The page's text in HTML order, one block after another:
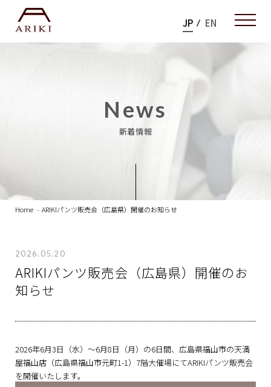
JP EN
News
新着情報
Home ARIKIパンツ販売会（広島県）開催のお知らせ
2026.05.20
ARIKIパンツ販売会（広島県）開催のお
知らせ
2026年6月3日（水）～6月8日（月）の6日間、広島県福山市の天満
屋福山店（広島県福山市元町1-1）7階大催場にてARIKIパンツ販売会
を開催いたします。